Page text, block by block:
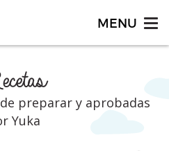
preparar y aprobadas
Yuka